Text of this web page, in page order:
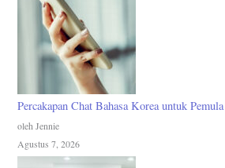
Percakapan Chat Bahasa Korea untuk Pemula
oleh Jennie
Agustus 7, 2026